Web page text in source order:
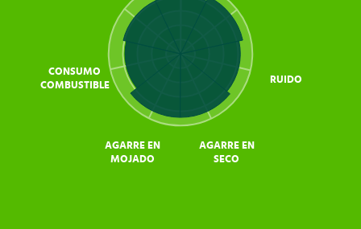
RUIDO
AGARRE EN
SECO
AGARRE EN
MOJADO
CONSUMO
COMBUSTIBLE